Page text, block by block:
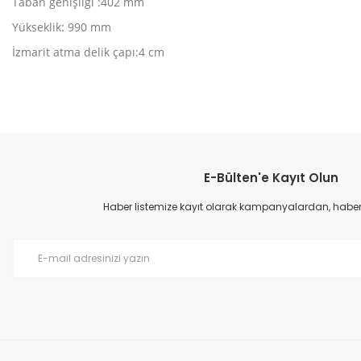
Yükseklik: 990 mm
İzmarit atma delik çapı:4 cm
Ürün resmi kalitesiz, bozuk veya görüntülenemiyor.
Ürün açıklamasında eksik bilgiler bulunuyor.
E-Bülten'e Kayıt Olun
Haber listemize kayıt olarak kampanyalardan,